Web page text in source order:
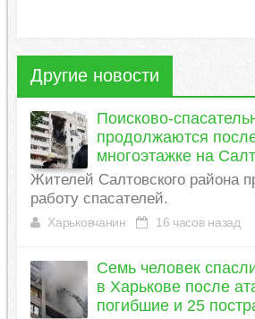
Другие новости
Поисково-
продолжаются
многоэтажке на
Жителей Салтовского района
работу спасателей.
Харьковчанин 16 часов назад
Семь человек
в Харькове после
погибшие и 25